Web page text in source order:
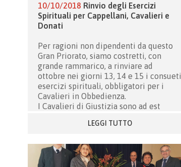
10/10/2018 Rinvio degli Esercizi
Spirituali per Cappellani, Cavalieri e
Donati
Per ragioni non dipendenti da questo
Gran Priorato, siamo costretti, con
grande rammarico, a rinviare ad
ottobre nei giorni 13, 14 e 15 i consueti
esercizi spirituali, obbligatori per i
Cavalieri in Obbedienza.
I Cavalieri di Giustizia sono ad est
LEGGI TUTTO